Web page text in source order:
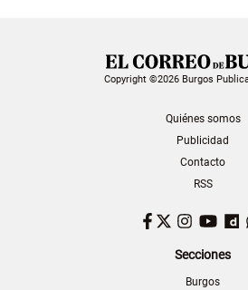
Copyright ©2026 Burgos
Quiénes somos
Publicidad
Contacto
RSS
Facebook
Twitter
Secciones
Burgos